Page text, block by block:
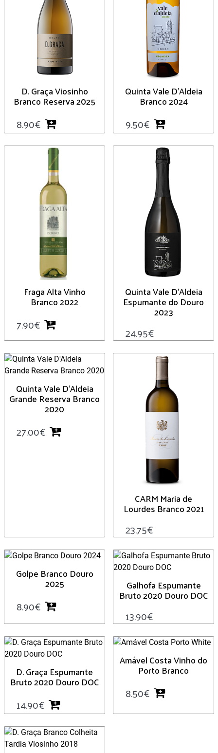
D. Graça Viosinho
Branco Reserva 2025
8.90€
Quinta Vale D’Aldeia
Branco 2024
9.50€
Fraga Alta Vinho
Branco 2022
7.90€
Quinta Vale D’Aldeia
Espumante do Douro
2023
24.95€
Quinta Vale D’Aldeia
Grande Reserva Branco
2020
27.00€
CARM Maria de
Lourdes Branco 2021
23.75€
Golpe Branco Douro
2025
8.90€
Galhofa Espumante
Bruto 2020 Douro DOC
13.90€
D. Graça Espumante
Bruto 2020 Douro DOC
14.90€
Amável Costa Vinho do
Porto Branco
8.50€